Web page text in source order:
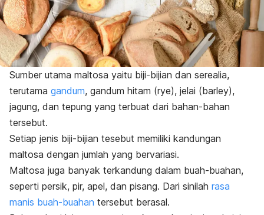
Sumber utama maltosa yaitu biji-bijian dan serealia,
terutama gandum, gandum hitam (rye), jelai (barley),
jagung, dan tepung yang terbuat dari bahan-bahan
tersebut.
Setiap jenis biji-bijian tesebut memiliki kandungan
maltosa dengan jumlah yang bervariasi.
Maltosa juga banyak terkandung dalam buah-buahan,
seperti persik, pir, apel, dan pisang. Dari sinilah rasa
manis buah-buahan tersebut berasal.